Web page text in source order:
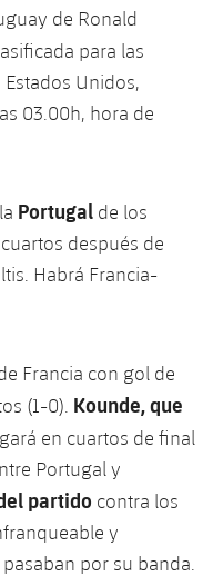
de Ronald
para las
Unidos,
03.00h, hora de
Portugal de los
después de
Habrá Francia-
Francia con gol de
(1-0). Kounde, que
en cuartos de final
Portugal y
partido contra los
y
por su banda.